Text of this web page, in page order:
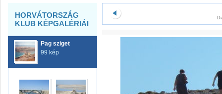
HORVÁTORSZÁG
KLUB KÉPGALÉRIÁI
Pag sziget
99 kép